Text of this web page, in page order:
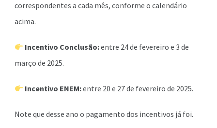
correspondentes a cada mês, conforme o calendário
acima.
Incentivo Conclusão:entre 24 de fevereiro e 3 de
março de 2025.
Incentivo ENEM:entre 20 e 27 de fevereiro de 2025.
Note que desse ano o pagamento dos incentivos já foi.